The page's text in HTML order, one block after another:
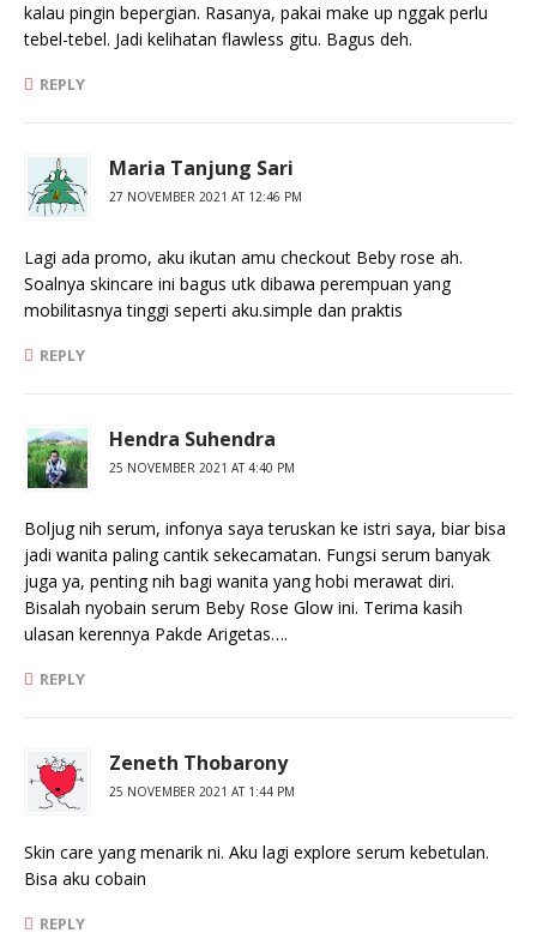
kalau pingin bepergian. Rasanya, pakai make up nggak perlu
tebel-tebel. Jadi kelihatan flawless gitu. Bagus deh.
REPLY
Maria Tanjung Sari
27 NOVEMBER 2021 AT 12:46 PM
Lagi ada promo, aku ikutan amu checkout Beby rose ah.
Soalnya skincare ini bagus utk dibawa perempuan yang
mobilitasnya tinggi seperti aku.simple dan praktis
REPLY
Hendra Suhendra
25 NOVEMBER 2021 AT 4:40 PM
Boljug nih serum, infonya saya teruskan ke istri saya, biar bisa
jadi wanita paling cantik sekecamatan. Fungsi serum banyak
juga ya, penting nih bagi wanita yang hobi merawat diri.
Bisalah nyobain serum Beby Rose Glow ini. Terima kasih
ulasan kerennya Pakde Arigetas….
REPLY
Zeneth Thobarony
25 NOVEMBER 2021 AT 1:44 PM
Skin care yang menarik ni. Aku lagi explore serum kebetulan.
Bisa aku cobain
REPLY